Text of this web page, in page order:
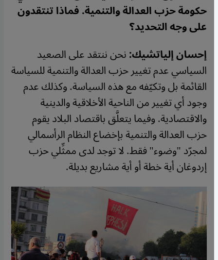
حكومة حزب العدالة والتنمية. فماذا تنتقدون
على وجه التحديد؟
إحسان إلياتشيك:نحن ننتقد على الصعيد
السياسي عدم تغيير حزب العدالة والتنمية للسياسة
القائمة بل وتكيّفه مع هذه السياسة. وكذلك عدم
وجود أي تغيير من الناحية الأخلاقية والدينية
والاقتصادية. وفيما يتعلَّق باقتصاد البلاد يقوم
حزب العدالة والتنمية بإخضاع النظام الرأسمالي
لمجرّد "وضوء" فقط. لا توجد لدى ممثِّلي حزب
إردوغان أية خطة أو أية مشاريع بديلة.